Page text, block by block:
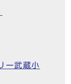
ー武蔵小